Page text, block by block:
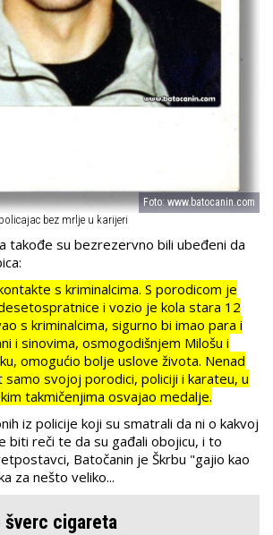
Foto: www.batocanin.com
bez mrlje u karijeri
takođe su bezrezervno bili ubeđeni da
s kriminalcima. S porodicom je
i vozio je kola stara 12
s kriminalcima, sigurno bi imao para i
i sinovima, osmogodišnjem Milošu i
omogućio bolje uslove života. Nenad
samo svojoj porodici, policiji i karateu, u
takmičenjima osvajao medalje.
iz policije koji su smatrali da ni o kakvoj
biti reči te da su gađali obojicu, i to
Batočanin je Škrbu "gajio kao
za nešto veliko...
šverc cigareta